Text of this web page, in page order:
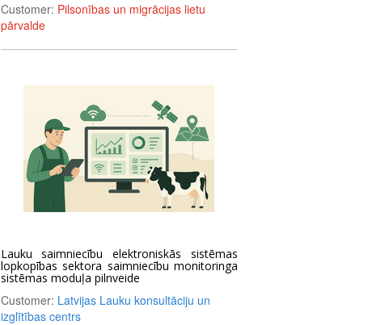
Customer: Pilsonības un migrācijas lietu
pārvalde
Lauku saimniecību elektroniskās sistēmas
lopkopības sektora saimniecību monitoringa
sistēmas moduļa pilnveide
Customer: Latvijas Lauku konsultāciju un
izglītības centrs